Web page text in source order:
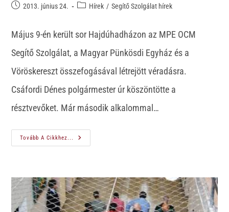
2013. június 24. Hírek / Segítő Szolgálat hírek
Május 9-én került sor Hajdúhadházon az MPE OCM
Segítő Szolgálat, a Magyar Pünkösdi Egyház és a
Vöröskereszt összefogásával létrejött véradásra.
Csáfordi Dénes polgármester úr köszöntötte a
résztvevőket. Már második alkalommal…
Tovább A Cikkhez...